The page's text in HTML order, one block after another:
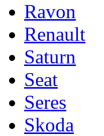
Ravon
Renault
Saturn
Seat
Seres
Skoda